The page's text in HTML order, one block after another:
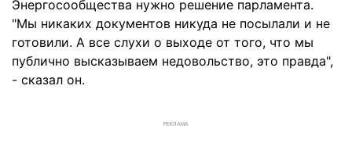
Энергосообщества нужно решение парламента.
"Мы никаких документов никуда не посылали и не
готовили. А все слухи о выходе от того, что мы
публично высказываем недовольство, это правда",
- сказал он.
РЕКЛАМА